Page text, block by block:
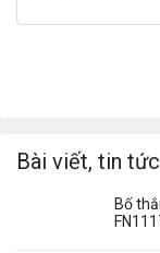
Bài viết, tin tức
Bố